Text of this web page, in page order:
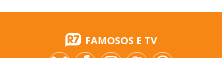
FAMOSOS E TV